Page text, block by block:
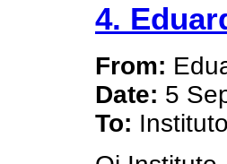
4.
From:
Date: 5
To: